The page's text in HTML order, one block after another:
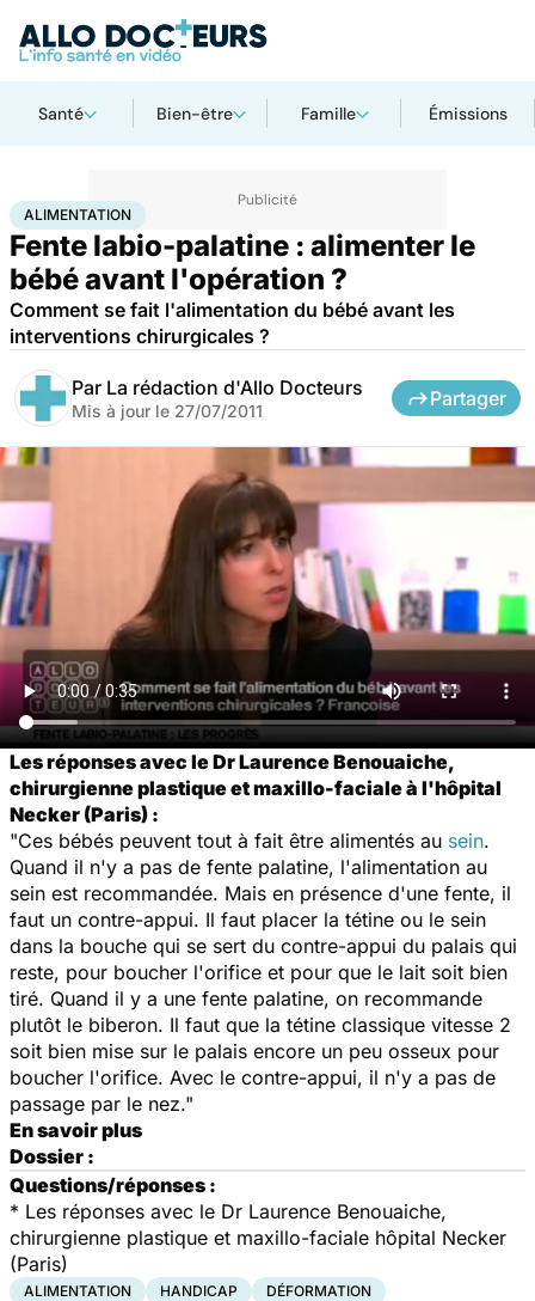
Santé Bien-être Famille Émissions
AccueilSantéMaladies Alimentation
ALIMENTATION
Fente labio-palatine : alimenter le
bébé avant l'opération ?
Comment se fait l'alimentation du bébé avant les
interventions chirurgicales ?
Par La rédaction d'Allo Docteurs
Mis à jour le 27/07/2011
Partager
Les réponses avec le Dr Laurence Benouaiche,
chirurgienne plastique et maxillo-faciale à l'hôpital
Necker (Paris) :
"Ces bébés peuvent tout à fait être alimentés au sein.
Quand il n'y a pas de fente palatine, l'alimentation au
sein est recommandée. Mais en présence d'une fente, il
faut un contre-appui. Il faut placer la tétine ou le sein
dans la bouche qui se sert du contre-appui du palais qui
reste, pour boucher l'orifice et pour que le lait soit bien
tiré. Quand il y a une fente palatine, on recommande
plutôt le biberon. Il faut que la tétine classique vitesse 2
soit bien mise sur le palais encore un peu osseux pour
boucher l'orifice. Avec le contre-appui, il n'y a pas de
passage par le nez."
En savoir plus
Dossier :
Questions/réponses :
* Les réponses avec le Dr Laurence Benouaiche,
chirurgienne plastique et maxillo-faciale hôpital Necker
(Paris)
ALIMENTATION HANDICAP
DÉFORMATION